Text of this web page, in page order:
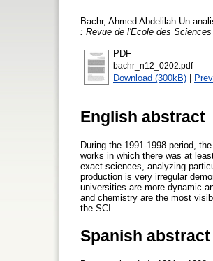
Bachr, Ahmed Abdelilah Un
: Revue de l'Ecole des
PDF
bachr_n12_0202.pdf
Download (300kB) |
English abstract
During the 1991-1998 period,
works in which there was at
exact sciences, analyzing
production is very irregular
universities are more dynamic
and chemistry are the most
the SCI.
Spanish abstract